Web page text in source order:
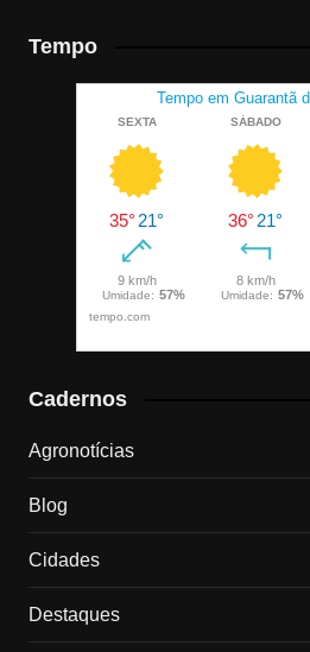
Tempo
Cadernos
Agronotícias
Blog
Cidades
Destaques